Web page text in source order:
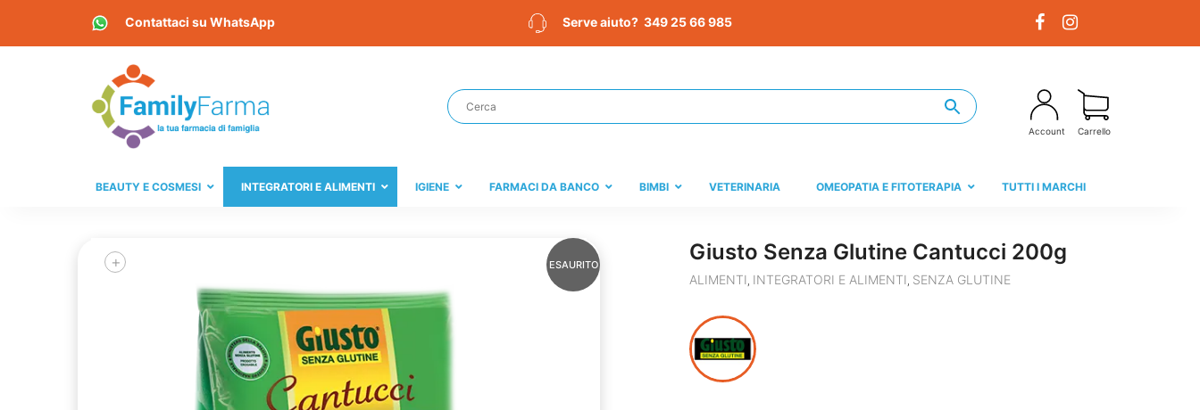
Contattaci su WhatsApp Serve aiuto? 349 25 66 985
Account Carrello
BEAUTY E COSMESI INTEGRATORI E ALIMENTI IGIENE FARMACI DA BANCO BIMBI VETERINARIA OMEOPATIA E FITOTERAPIA TUTTI I MARCHI
ESAURITO
+ Giusto Senza Glutine Cantucci 200g
ALIMENTI, INTEGRATORI E ALIMENTI, SENZA GLUTINE